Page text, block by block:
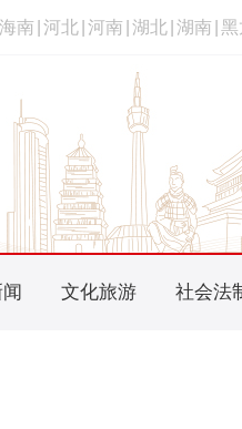
海南 河北 河南 湖北 湖南 黑
文化旅游 社会法